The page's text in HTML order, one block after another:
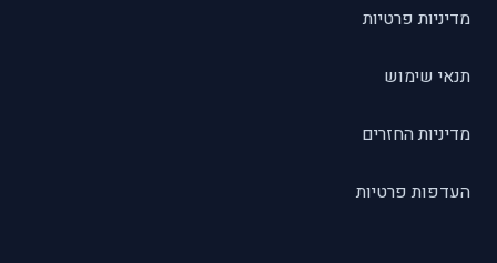
מדיניות פרטיות
תנאי שימוש
מדיניות החזרים
העדפות פרטיות